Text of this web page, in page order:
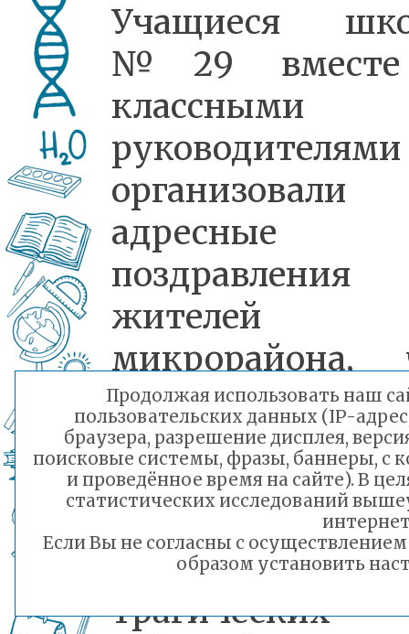
Учащиеся
№29
классными
руководителями
организовали
адресные
поздравления
жителей
микрорайона,
детство
на военные
Эти люди,
совсем
стали
трагических
Продолжая использовать наш
пользовательских данных (IP-
браузера, разрешение дисплея,
поисковые системы, фразы, баннеры, с
и проведённое время на сайте). В
статистических исследований
Если Вы не согласны с
образом установить